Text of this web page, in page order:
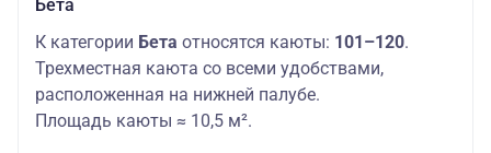
Бета
К категории Бета относятся каюты: 101–120.
Трехместная каюта со всеми удобствами,
расположенная на нижней палубе.
Площадь каюты ≈ 10,5 м².